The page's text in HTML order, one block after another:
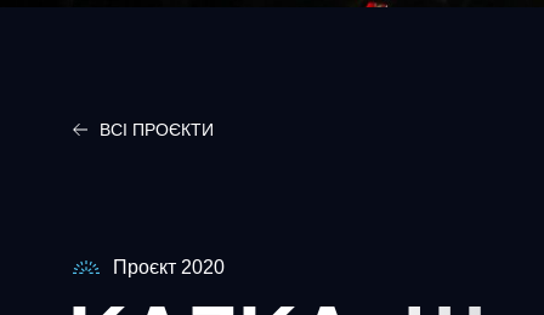
ВСІ ПРОЄКТИ
Проєкт 2020